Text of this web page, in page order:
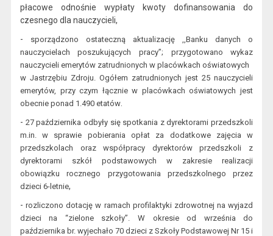
płacowe odnośnie wypłaty kwoty dofinansowaniado
czesnego dla nauczycieli,
-
sporządzono ostateczną aktualizację,,Banku danych o
nauczycielach poszukujących pracy”; przygotowano wykaz
nauczycieli emerytów zatrudnionych w placówkach oświatowych
w Jastrzębiu Zdroju. Ogółem zatrudnionych jest 25 nauczycieli
emerytów, przy czym łącznie w placówkach oświatowych jest
obecnie ponad 1.490 etatów.
- 27października odbyły się spotkania z dyrektorami przedszkoli
m.in. w sprawie pobierania opłat za dodatkowe zajęcia w
przedszkolach oraz współpracy dyrektorów przedszkoli z
dyrektorami szkół podstawowych w zakresie realizacji
obowiązku rocznego przygotowania przed szkolnego przez
dzieci 6-letnie,
-rozliczonodotację w ramach profilaktyki zdrowotnej na wyjazd
dzieci na “zielone szkoły”. W okresieod września do
października br.wyjechało 70 dzieci z SzkołyPodstawowej Nr 15i